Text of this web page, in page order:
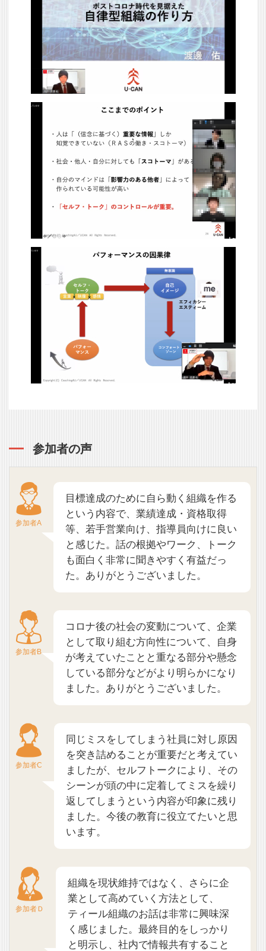
参加者の声
参加者A
目標達成のために自ら動く組織を作る
という内容で、業績達成・資格取得
等、若手営業向け、指導員向けに良い
と感じた。話の根拠やワーク、トーク
も面白く非常に聞きやすく有益だっ
た。ありがとうございました。
参加者B
コロナ後の社会の変動について、企業
として取り組む方向性について、自身
が考えていたことと重なる部分や懸念
している部分などがより明らかになり
ました。ありがとうございました。
参加者C
同じミスをしてしまう社員に対し原因
を突き詰めることが重要だと考えてい
ましたが、セルフトークにより、その
シーンが頭の中に定着してミスを繰り
返してしまうという内容が印象に残り
ました。今後の教育に役立てたいと思
います。
参加者Ｄ
組織を現状維持ではなく、さらに企
業として高めていく方法として、
ティール組織のお話は非常に興味深
く感じました。最終目的をしっかり
と明示し、社内で情報共有すること